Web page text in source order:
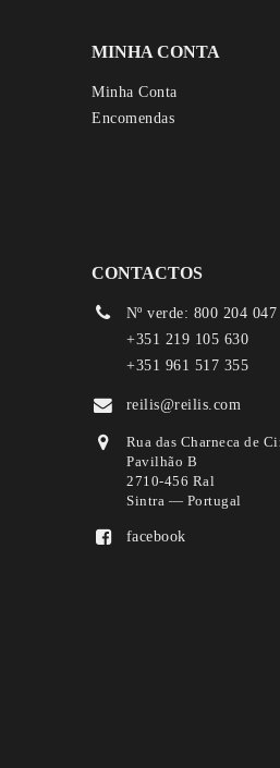
MINHA CONTA
Minha Conta
Encomendas
CONTACTOS
Nº verde: 800 204 047
+351 219 105 630
+351 961 517 355
reilis@reilis.com
Rua das Charneca de
Pavilhão B
2710-456 Ral
Sintra — Portugal
facebook